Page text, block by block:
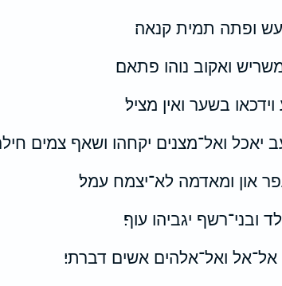
ופתה תמית קנאה׃
ואקוב נוהו פתאם׃
בשער ואין מציל׃
יאכל ואל־מצנים יקחהו ושאף צמים
און ומאדמה לא־יצמח עמל׃
ובני־רשף יגביהו עוף׃
ואל־אלהים אשים דברתי׃